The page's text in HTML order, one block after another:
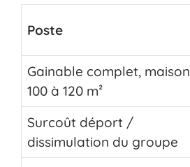
Poste
Gainable complet, maison
100 à 120 m²
Surcoût déport /
dissimulation du groupe